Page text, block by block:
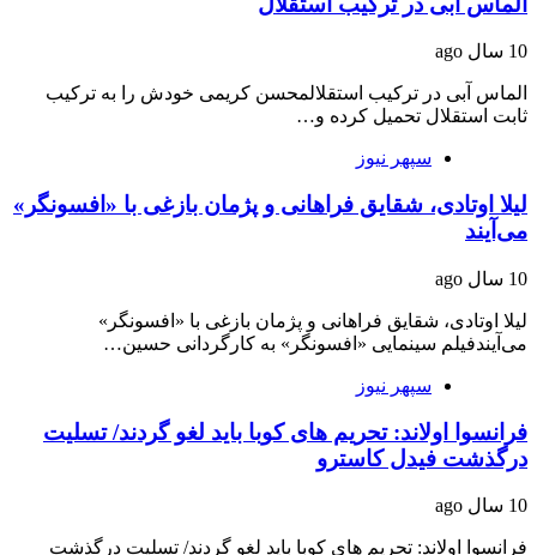
10 سال ago
الماس آبی در ترکیب استقلالمحسن کریمی خودش را به ترکیب
ثابت استقلال تحمیل کرده و…
سپهر نیوز
لیلا اوتادی، شقایق فراهانی و پژمان بازغی با «افسونگر»
می‌آیند
10 سال ago
لیلا اوتادی، شقایق فراهانی و پژمان بازغی با «افسونگر»
می‌آیندفیلم سینمایی «افسونگر» به کارگردانی حسین…
سپهر نیوز
فرانسوا اولاند: تحریم های کوبا باید لغو گردند/ تسلیت
درگذشت فیدل کاسترو
10 سال ago
فرانسوا اولاند: تحریم های کوبا باید لغو گردند/ تسلیت درگذشت